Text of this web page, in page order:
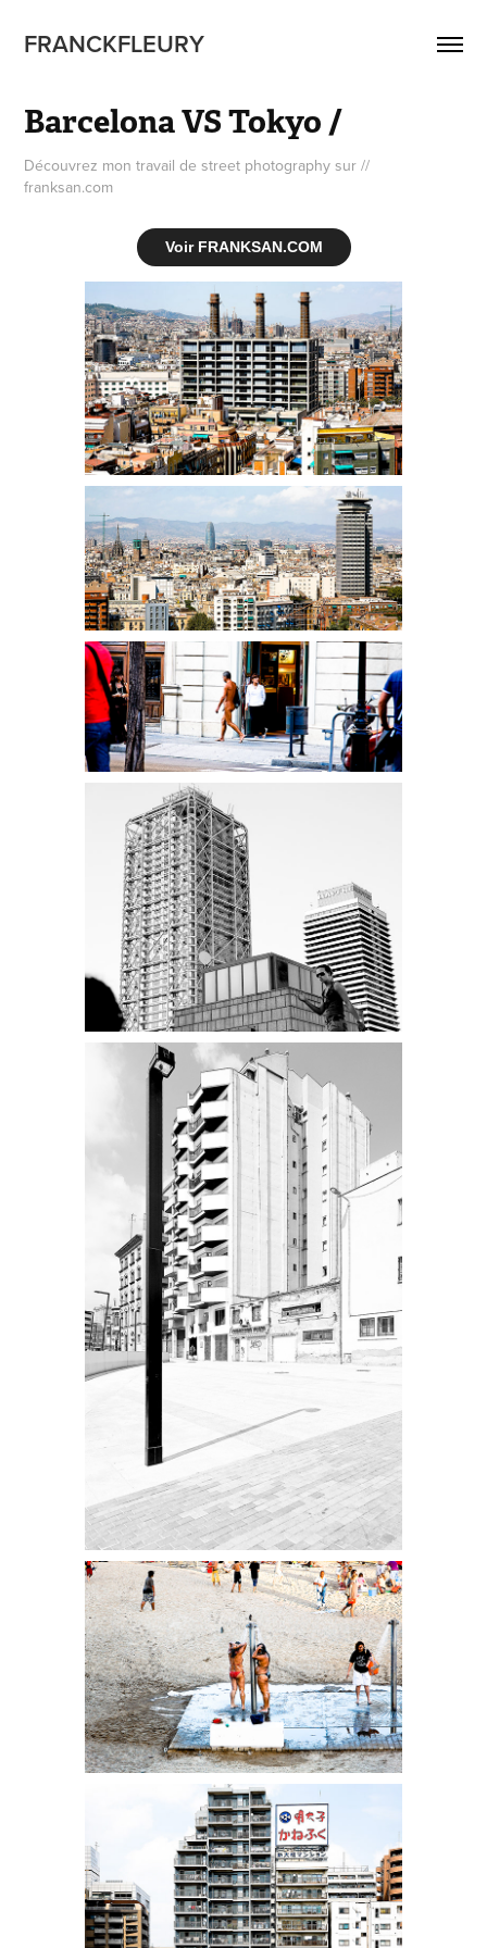
FRANCKFLEURY
Barcelona VS Tokyo /
Découvrez mon travail de street photography sur //
franksan.com
Voir FRANKSAN.COM